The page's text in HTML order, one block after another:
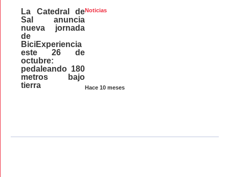
Noticias
Hace 10 meses
La Catedral de
Sal anuncia
nueva jornada
de
BiciExperiencia
este 26 de
octubre:
pedaleando 180
metros bajo
tierra